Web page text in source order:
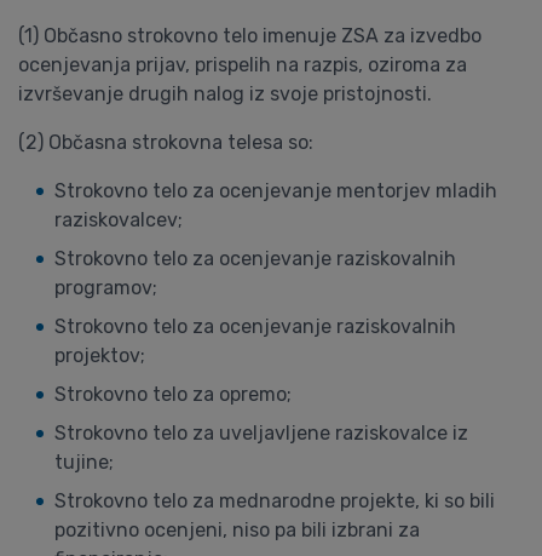
(1) Občasno strokovno telo imenuje ZSA za izvedbo
ocenjevanja prijav, prispelih na razpis, oziroma za
izvrševanje drugih nalog iz svoje pristojnosti.
(2) Občasna strokovna telesa so:
Strokovno telo za ocenjevanje mentorjev mladih
raziskovalcev;
Strokovno telo za ocenjevanje raziskovalnih
programov;
Strokovno telo za ocenjevanje raziskovalnih
projektov;
Strokovno telo za opremo;
Strokovno telo za uveljavljene raziskovalce iz
tujine;
Strokovno telo za mednarodne projekte, ki so bili
pozitivno ocenjeni, niso pa bili izbrani za